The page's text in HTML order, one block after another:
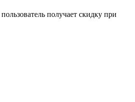
получает скидку при